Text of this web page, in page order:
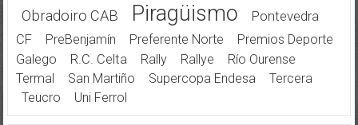
Obradoiro CAB Piragüismo
Pontevedra
CF
PreBenjamín Preferente Norte
Premios Deporte
Galego
R.C. Celta Rally Rallye
Río Ourense
Termal
San Martiño Supercopa Endesa
Tercera
Teucro
Uni Ferrol